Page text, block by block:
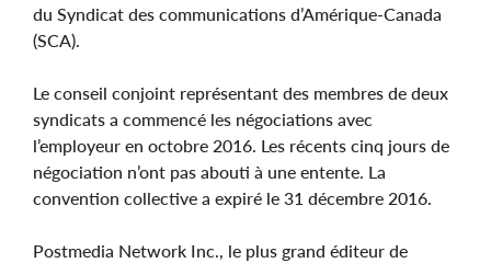
du Syndicat des communications d’Amérique-Canada
(SCA).
Le conseil conjoint représentant des membres de deux
syndicats a commencé les négociations avec
l’employeur en octobre 2016. Les récents cinq jours de
négociation n’ont pas abouti à une entente. La
convention collective a expiré le 31 décembre 2016.
Postmedia Network Inc., le plus grand éditeur de